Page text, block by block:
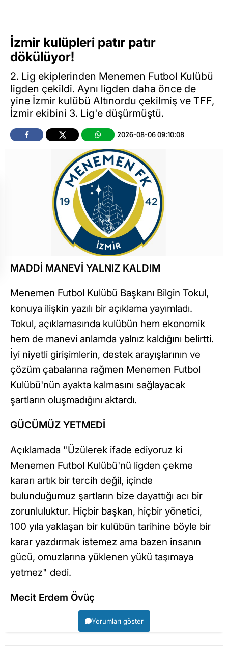
İzmir kulüpleri patır patır
dökülüyor!
2. Lig ekiplerinden Menemen Futbol Kulübü
ligden çekildi. Aynı ligden daha önce de
yine İzmir kulübü Altınordu çekilmiş ve TFF,
İzmir ekibini 3. Lig'e düşürmüştü.
2026-08-06 09:10:08
MADDİ MANEVİ YALNIZ KALDIM
Menemen Futbol Kulübü Başkanı Bilgin Tokul,
konuya ilişkin yazılı bir açıklama yayımladı.
Tokul, açıklamasında kulübün hem ekonomik
hem de manevi anlamda yalnız kaldığını belirtti.
İyi niyetli girişimlerin, destek arayışlarının ve
çözüm çabalarına rağmen Menemen Futbol
Kulübü'nün ayakta kalmasını sağlayacak
şartların oluşmadığını aktardı.
GÜCÜMÜZ YETMEDİ
Açıklamada "Üzülerek ifade ediyoruz ki
Menemen Futbol Kulübü'nü ligden çekme
kararı artık bir tercih değil, içinde
bulunduğumuz şartların bize dayattığı acı bir
zorunluluktur. Hiçbir başkan, hiçbir yönetici,
100 yıla yaklaşan bir kulübün tarihine böyle bir
karar yazdırmak istemez ama bazen insanın
gücü, omuzlarına yüklenen yükü taşımaya
yetmez" dedi.
Mecit Erdem Övüç
Yorumları göster